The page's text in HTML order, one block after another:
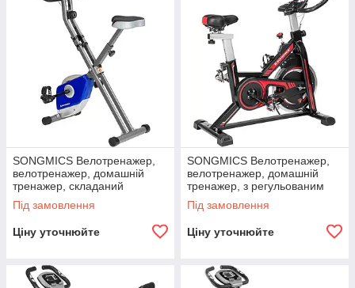
SONGMICS Велотренажер,
велотренажер, домашній
тренажер, складаний
тренажер, 8 налаштувань
магнітного опору,
Під замовлення
Ціну уточнюйте
SONGMICS Велотренажер,
велотренажер, домашній
тренажер, з регульованим
кермом, сидінням і опором,
вимірюванням пульсу,
Під замовлення
Ціну уточнюйте